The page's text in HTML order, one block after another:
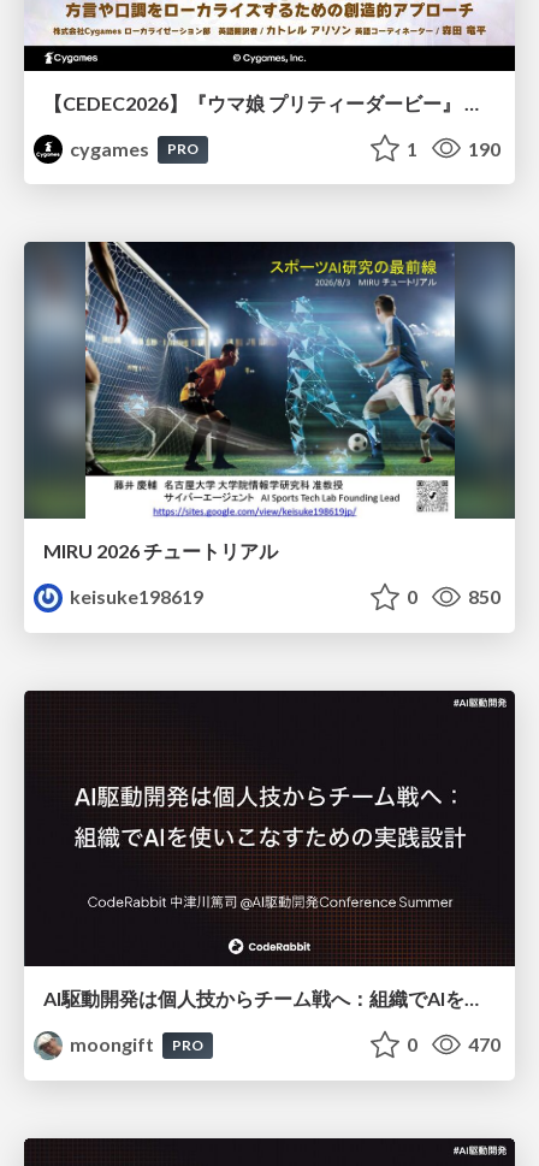
cygames
PRO 1 190
MIRU 2026 チュートリアル
keisuke198619
0 850
AI駆動開発は個人技からチーム戦へ：組織でAIを使いこなすための実践設計
moongift
PRO 0 470